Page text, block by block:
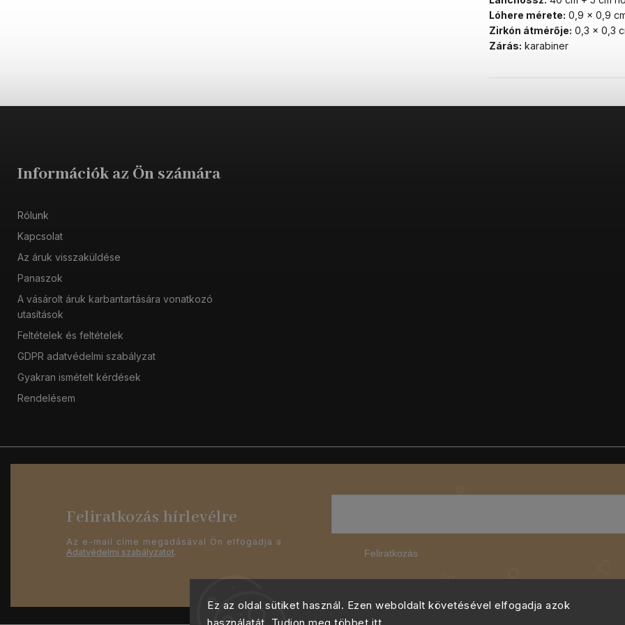
Ez az oldal sütiket használ. Ezen weboldalt követésével elfogadja azok
Lóhere mérete: 0,9 × 0,9 cm
Zirkón átmérője: 0,3 × 0,3
Zárás: karabiner
Információk az Ön számára
Rólunk
Kapcsolat
Az áruk visszaküldése
Panaszok
A vásárolt áruk karbantartására vonatkozó
utasítások
Feltételek és feltételek
GDPR adatvédelmi szabályzat
Gyakran ismételt kérdések
Rendelésem
Feliratkozás hírlevélre
Az e-mail címe megadásával Ön elfogadja a
Adatvédelmi szabályzatot. Feliratkozás